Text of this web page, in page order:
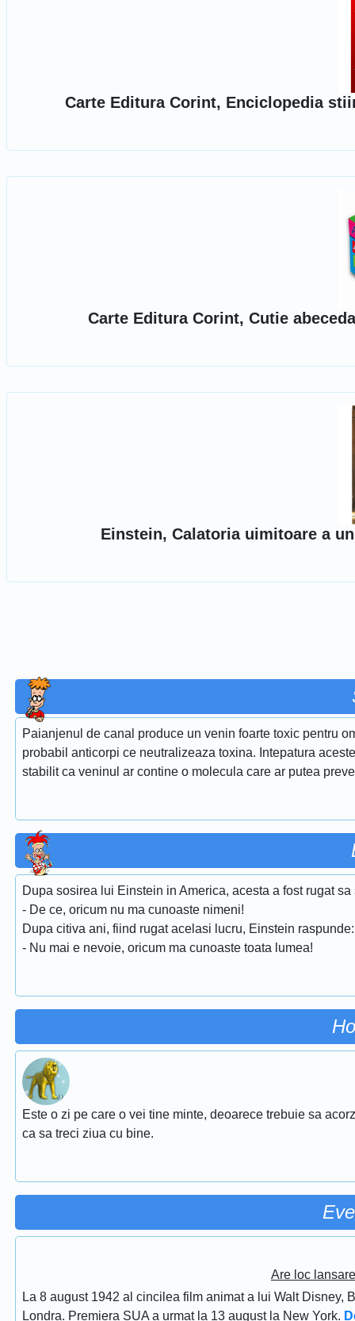
Carte Editura Corint, Enciclopedia
Carte Editura Corint, Cutie
Einstein, Calatoria uimitoare a
Paianjenul de canal produce un venin foarte toxic pentru
probabil anticorpi ce neutralizeaza toxina. Intepatura
stabilit ca veninul ar contine o molecula care ar putea
Dupa sosirea lui Einstein in America, acesta a fost rugat
- De ce, oricum nu ma cunoaste nimeni!
Dupa citiva ani, fiind rugat acelasi lucru, Einstein raspunde:
- Nu mai e nevoie, oricum ma cunoaste toata lumea!
Este o zi pe care o vei tine minte, deoarece trebuie sa
ca sa treci ziua cu bine.
Are loc
La 8 august 1942 al cincilea film animat a lui Walt
Londra. Premiera SUA a urmat la 13 august la New York.